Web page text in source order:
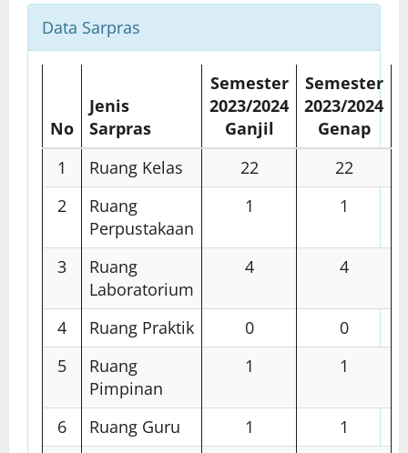
Data Sarpras
No
Jenis
Sarpras
Semester
2023/2024
Ganjil
Semester
2023/2024
Genap
1
Ruang Kelas 22
22
2
Ruang
Perpustakaan
1 1
3
Ruang
Laboratorium
4 4
4 Ruang Praktik 0
0
5
Ruang
Pimpinan
1 1
6 Ruang Guru 1
1